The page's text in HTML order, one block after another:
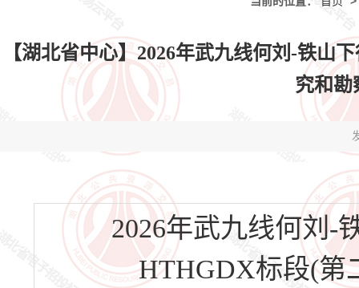
【湖北省中心】2026年武九线何刘-铁山
究和勘
2026年武九线何刘-
HTHGDX标段(第